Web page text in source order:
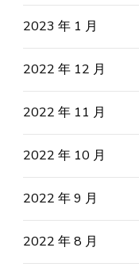
2023 年 1 月
2022 年 12 月
2022 年 11 月
2022 年 10 月
2022 年 9 月
2022 年 8 月